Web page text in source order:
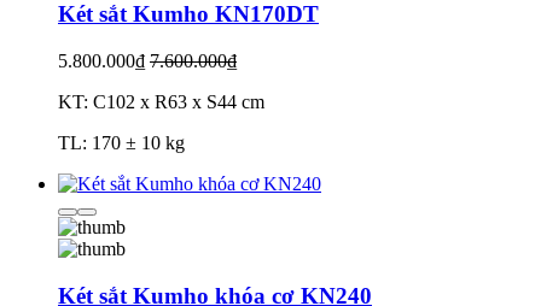
Két sắt Kumho KN170DT
5.800.000₫ 7.600.000₫
KT: C102 x R63 x S44 cm
TL: 170 ± 10 kg
Két sắt Kumho khóa cơ KN240